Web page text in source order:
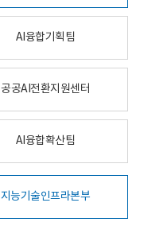
AI융합기획팀
공공AI전환지원센터
AI융합확산팀
지능기술인프라본부